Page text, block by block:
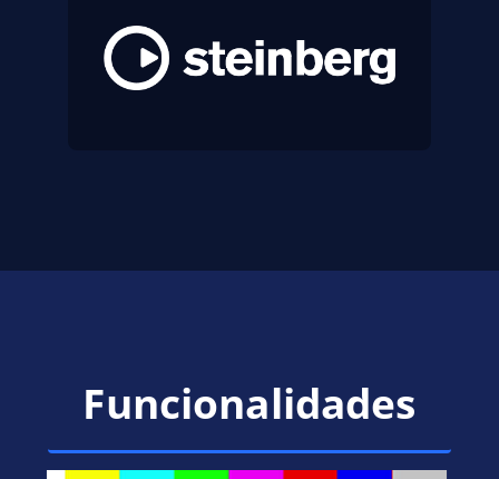
Funcionalidades